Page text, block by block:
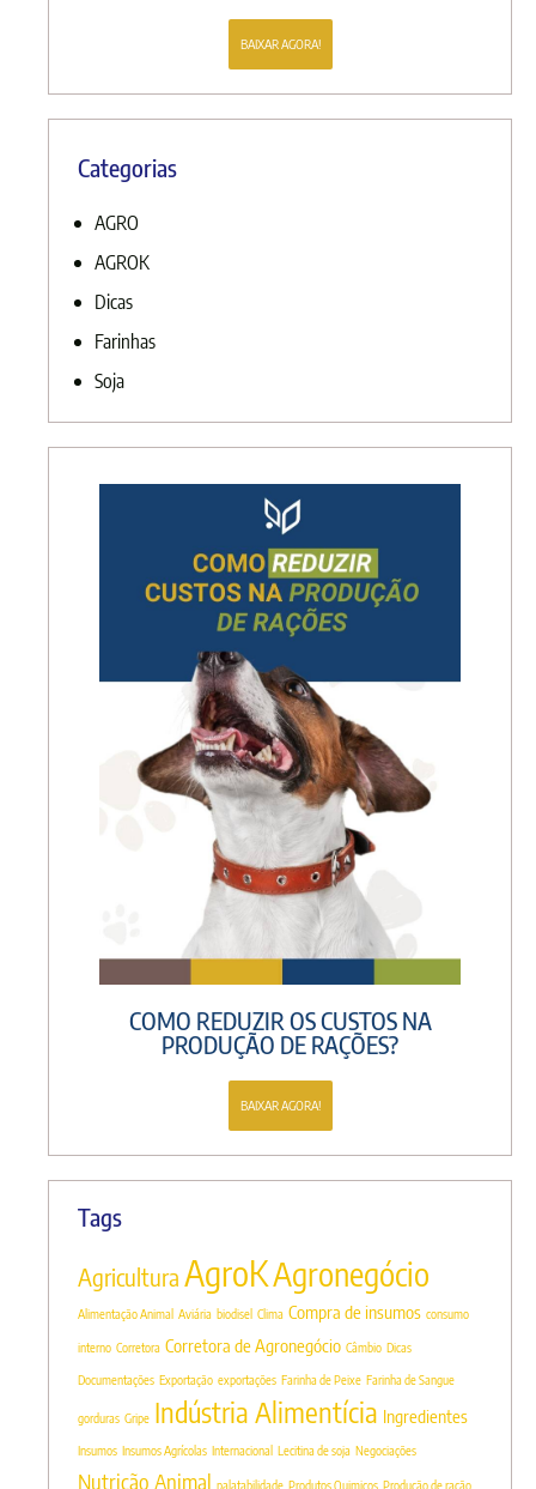
BAIXAR AGORA!
Categorias
AGRO
AGROK
Dicas
Farinhas
Soja
COMO REDUZIR OS CUSTOS NA
PRODUÇÃO DE RAÇÕES?
BAIXAR AGORA!
Tags
Agricultura AgroKAgronegócio
Alimentação Animal Aviária biodisel Clima Compra de insumos consumo
interno Corretora Corretora de Agronegócio Câmbio Dicas
Documentações Exportação exportações Farinha de Peixe Farinha de Sangue
gorduras Gripe Indústria Alimentícia Ingredientes
Insumos Insumos Agrícolas Internacional Lecitina de soja Negociações
Nutrição Animal palatabilidade Produtos Quimicos Produção de ração